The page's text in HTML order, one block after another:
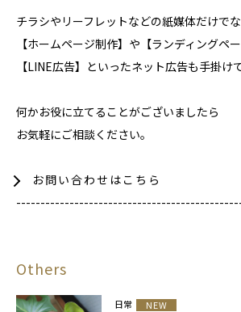
チラシやリーフレットなどの紙媒体だけでな
【ホームページ制作】や【ランディングペー
【LINE広告】といったネット広告も手掛け
何かお役に立てることがございましたら
お気軽にご相談ください。
お問い合わせはこちら
Others
日常 NEW